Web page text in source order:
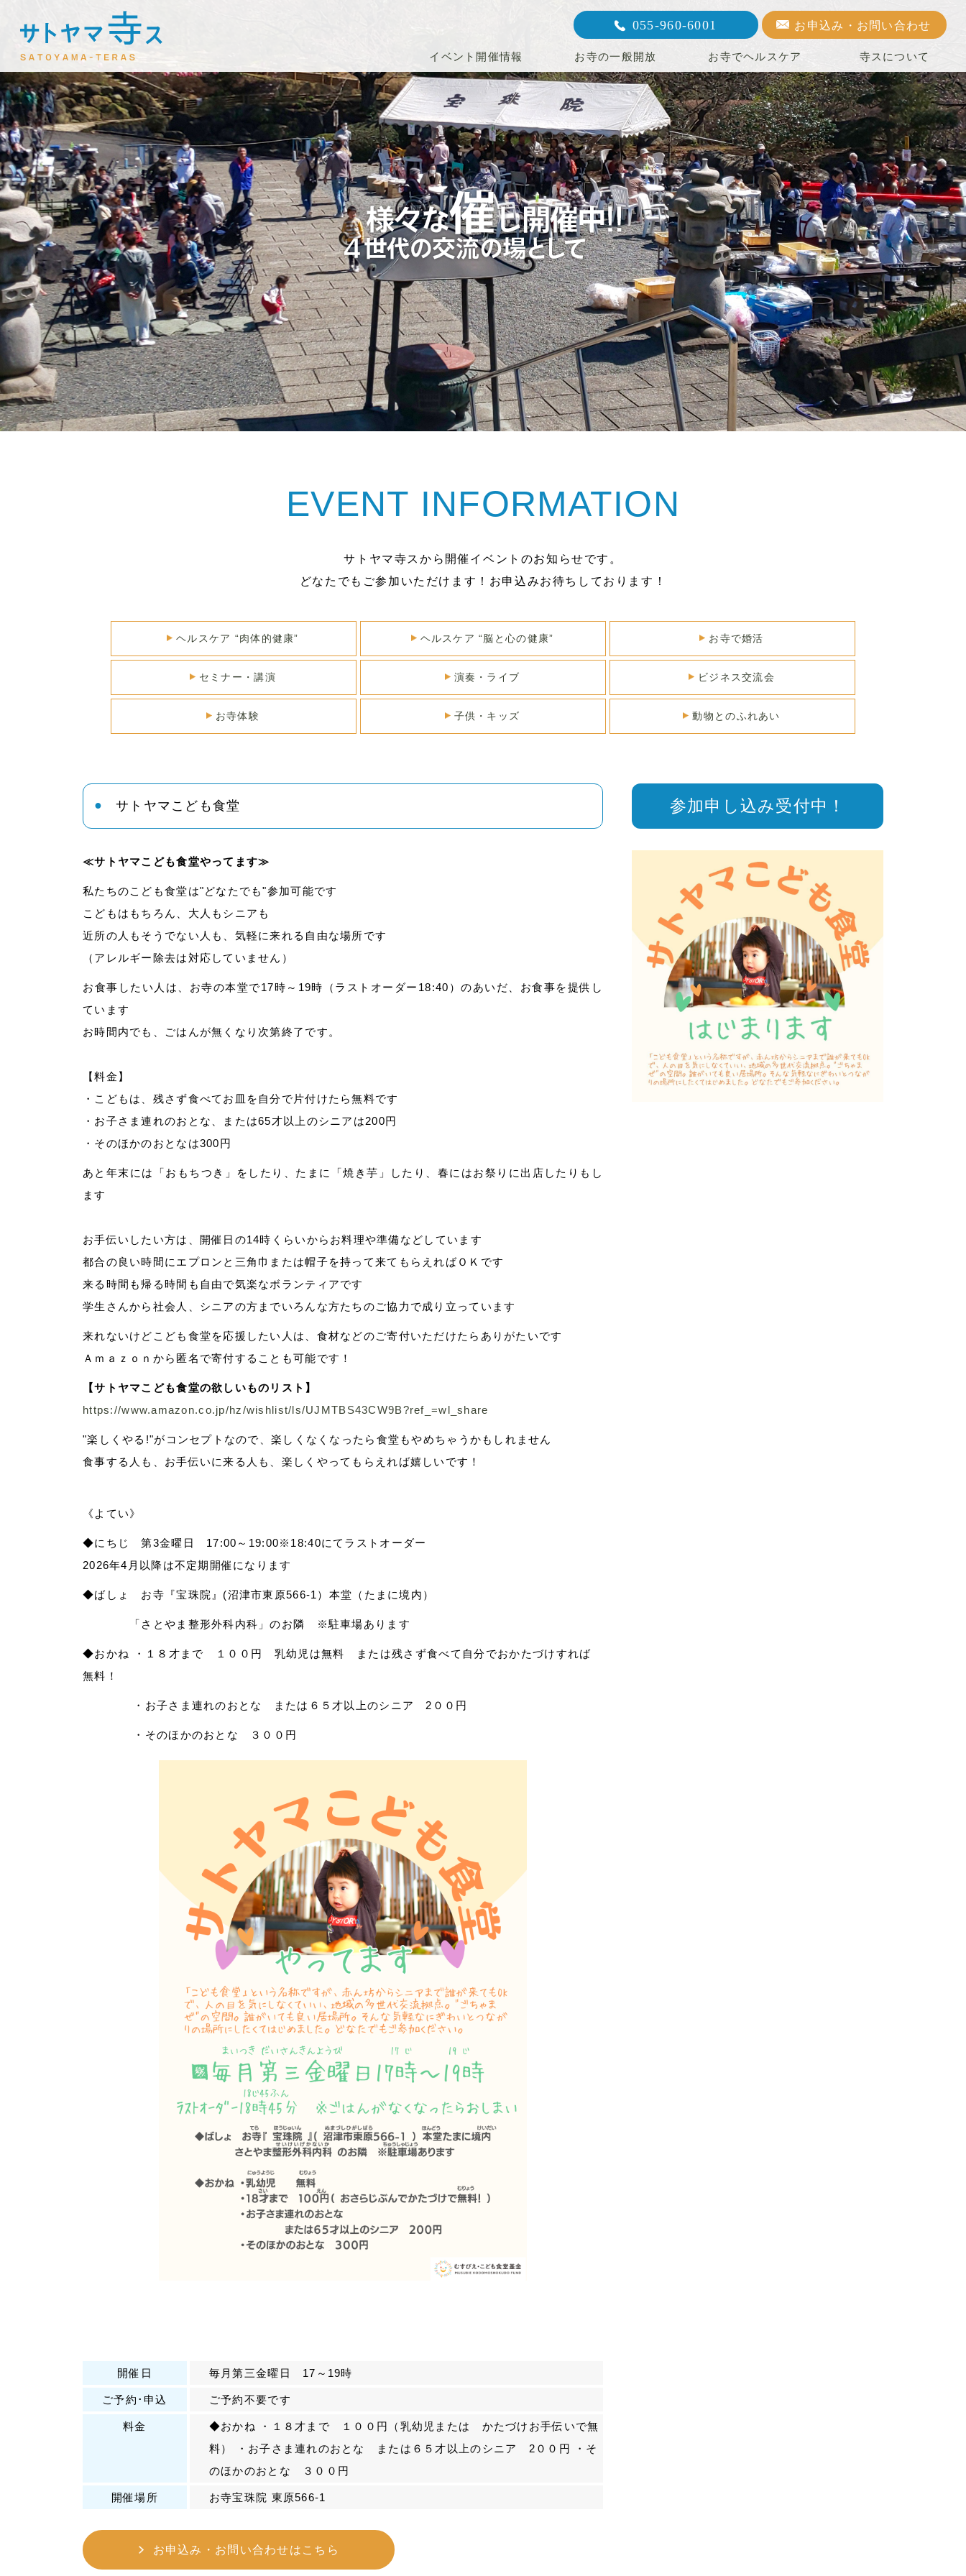
イベント開催情報 お寺の一般開放 お寺でヘルスケア 寺スについて
055-960-6001 お申込み・お問い合わせ
EVENT INFORMATION
サトヤマ寺スから開催イベントのお知らせです。
どなたでもご参加いただけます！お申込みお待ちしております！
ヘルスケア “肉体的健康” ヘルスケア “脳と心の健康” お寺で婚活
セミナー・講演 演奏・ライブ ビジネス交流会
お寺体験 子供・キッズ 動物とのふれあい
サトヤマこども食堂 参加申し込み受付中！
≪サトヤマこども食堂やってます≫
私たちのこども食堂は"どなたでも"参加可能です
こどもはもちろん、大人もシニアも
近所の人もそうでない人も、気軽に来れる自由な場所です
（アレルギー除去は対応していません）
お食事したい人は、お寺の本堂で17時～19時（ラストオーダー18:40）のあいだ、お食事を提供し
ています
お時間内でも、ごはんが無くなり次第終了です。
【料金】
・こどもは、残さず食べてお皿を自分で片付けたら無料です
・お子さま連れのおとな、または65才以上のシニアは200円
・そのほかのおとなは300円
あと年末には「おもちつき」をしたり、たまに「焼き芋」したり、春にはお祭りに出店したりもし
ます
お手伝いしたい方は、開催日の14時くらいからお料理や準備などしています
都合の良い時間にエプロンと三角巾または帽子を持って来てもらえればＯＫです
来る時間も帰る時間も自由で気楽なボランティアです
学生さんから社会人、シニアの方までいろんな方たちのご協力で成り立っています
来れないけどこども食堂を応援したい人は、食材などのご寄付いただけたらありがたいです
Ａｍａｚｏｎから匿名で寄付することも可能です！
【サトヤマこども食堂の欲しいものリスト】
https://www.amazon.co.jp/hz/wishlist/ls/UJMTBS43CW9B?ref_=wl_share
"楽しくやる!"がコンセプトなので、楽しくなくなったら食堂もやめちゃうかもしれません
食事する人も、お手伝いに来る人も、楽しくやってもらえれば嬉しいです！
《よてい》
◆にちじ第3金曜日 17:00～19:00※18:40にてラストオーダー
2026年4月以降は不定期開催になります
◆ばしょ お寺『宝珠院』(沼津市東原566-1）本堂（たまに境内）
「さとやま整形外科内科」のお隣 ※駐車場あります
◆おかね ・１８才まで １００円 乳幼児は無料 または残さず食べて自分でおかたづけすれば
無料！
・お子さま連れのおとな または６５才以上のシニア 2００円
・そのほかのおとな ３００円
開催日 毎月第三金曜日 17～19時
ご予約･申込 ご予約不要です
料金
◆おかね ・１８才まで １００円（乳幼児または かたづけお手伝いで無
料） ・お子さま連れのおとな または６５才以上のシニア 2００円 ・そ
のほかのおとな ３００円
開催場所 お寺宝珠院 東原566-1
お申込み・お問い合わせはこちら